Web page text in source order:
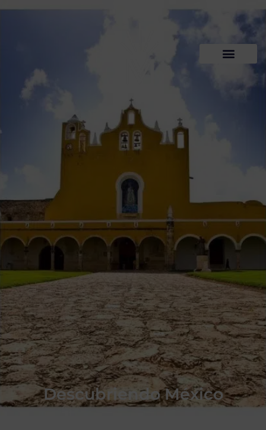
Descubriendo México